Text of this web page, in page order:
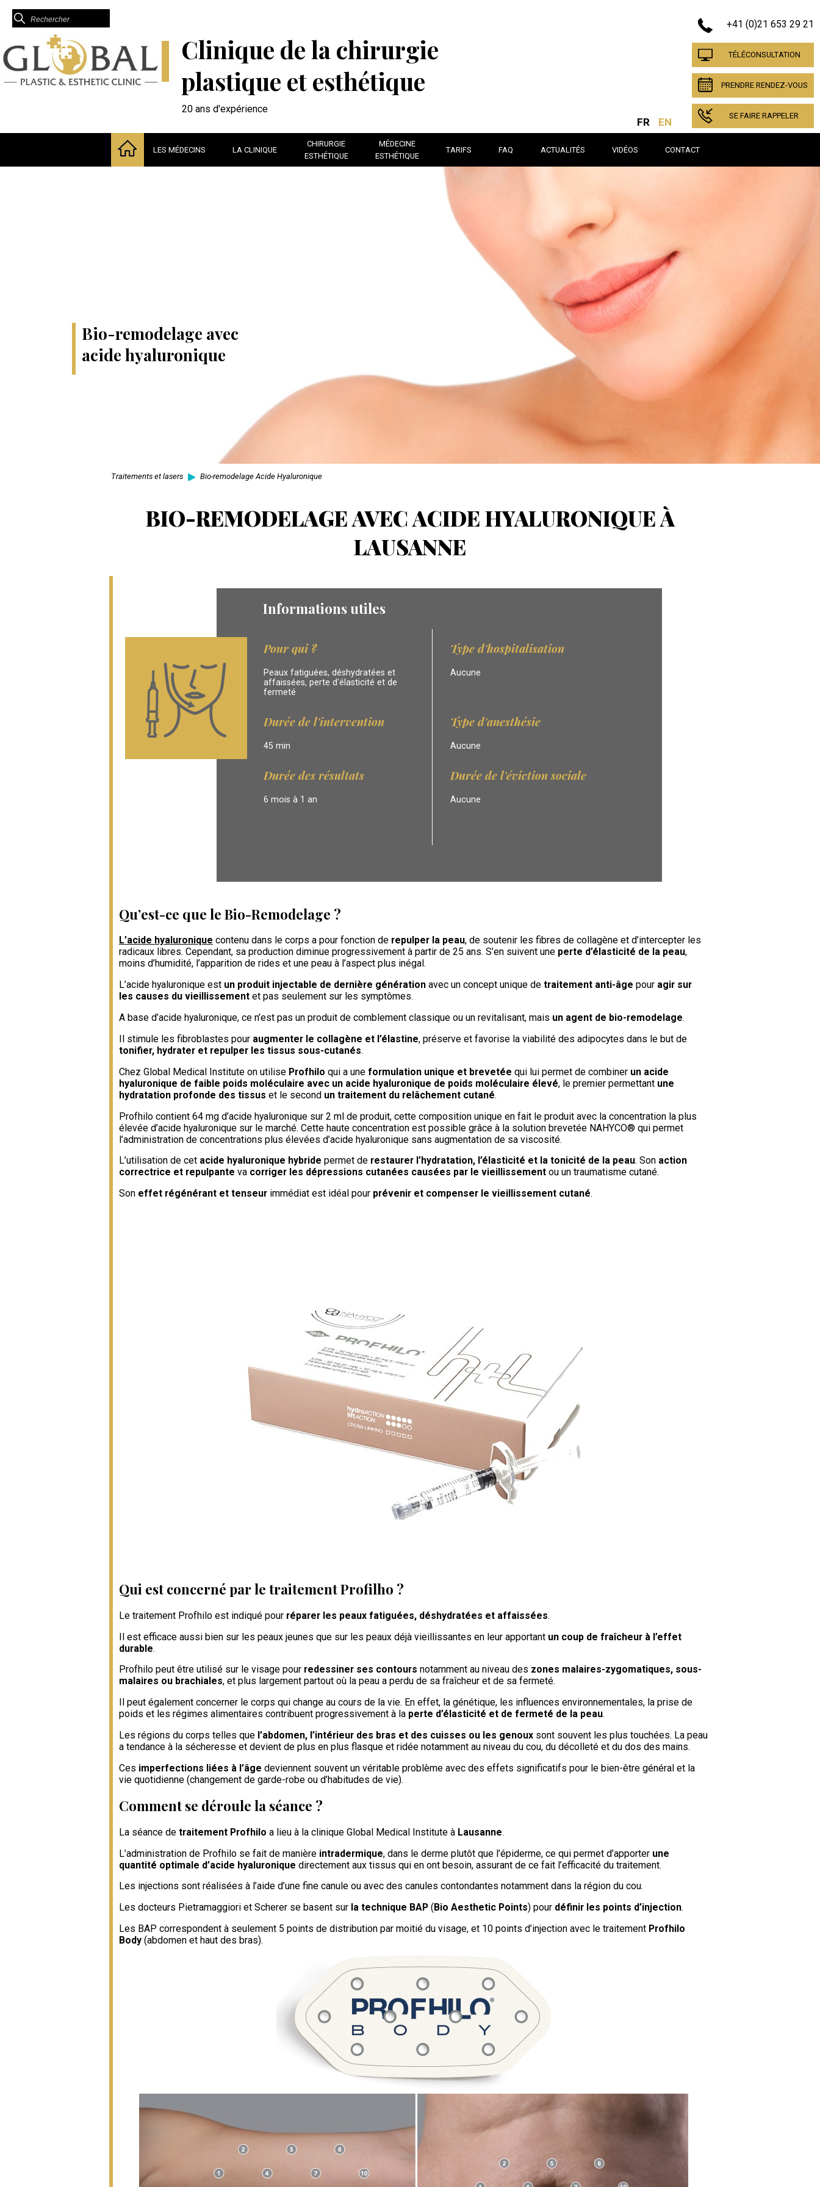
Clinique de la chirurgie
plastique et esthétique
20 ans d'expérience
FR EN
+41 (0)21 653 29 21
TÉLÉCONSULTATION
PRENDRE RENDEZ-VOUS
SE FAIRE RAPPELER
LES MÉDECINS LA CLINIQUE
CHIRURGIE
ESTHÉTIQUE
MÉDECINE
ESTHÉTIQUE
TARIFS FAQ ACTUALITÉS VIDÉOS CONTACT
Bio-remodelage avec
acide hyaluronique
Traitements et lasers Bio-remodelage Acide Hyaluronique
BIO-REMODELAGE AVEC ACIDE HYALURONIQUE À
LAUSANNE
Informations utiles
Pour qui ?
Peaux fatiguées, déshydratées et
affaissées, perte d'élasticité et de
fermeté
Type d'hospitalisation
Aucune
Durée de l'intervention
45 min
Type d'anesthésie
Aucune
Durée des résultats
6 mois à 1 an
Durée de l'éviction sociale
Aucune
Qu’est-ce que le Bio-Remodelage ?
L’acide hyaluronique contenu dans le corps a pour fonction de repulper la peau, de soutenir les fibres de collagène et d’intercepter les
radicaux libres. Cependant, sa production diminue progressivement à partir de 25 ans. S’en suivent une perte d’élasticité de la peau,
moins d’humidité, l’apparition de rides et une peau à l’aspect plus inégal.
L’acide hyaluronique est un produit injectable de dernière génération avec un concept unique de traitement anti-âge pour agir sur
les causes du vieillissement et pas seulement sur les symptômes.
A base d’acide hyaluronique, ce n’est pas un produit de comblement classique ou un revitalisant, mais un agent de bio-remodelage.
Il stimule les fibroblastes pour augmenter le collagène et l’élastine, préserve et favorise la viabilité des adipocytes dans le but de
tonifier, hydrater et repulper les tissus sous-cutanés.
Chez Global Medical Institute on utilise Profhilo qui a une formulation unique et brevetée qui lui permet de combiner un acide
hyaluronique de faible poids moléculaire avec un acide hyaluronique de poids moléculaire élevé, le premier permettant une
hydratation profonde des tissus et le second un traitement du relâchement cutané.
Profhilo contient 64 mg d’acide hyaluronique sur 2 ml de produit, cette composition unique en fait le produit avec la concentration la plus
élevée d’acide hyaluronique sur le marché. Cette haute concentration est possible grâce à la solution brevetée NAHYCO® qui permet
l’administration de concentrations plus élevées d’acide hyaluronique sans augmentation de sa viscosité.
L’utilisation de cet acide hyaluronique hybride permet de restaurer l’hydratation, l’élasticité et la tonicité de la peau. Son action
correctrice et repulpante va corriger les dépressions cutanées causées par le vieillissement ou un traumatisme cutané.
Son effet régénérant et tenseur immédiat est idéal pour prévenir et compenser le vieillissement cutané.
Qui est concerné par le traitement Profilho ?
Le traitement Profhilo est indiqué pour réparer les peaux fatiguées, déshydratées et affaissées.
Il est efficace aussi bien sur les peaux jeunes que sur les peaux déjà vieillissantes en leur apportant un coup de fraîcheur à l’effet
durable.
Profhilo peut être utilisé sur le visage pour redessiner ses contours notamment au niveau des zones malaires-zygomatiques, sous-
malaires ou brachiales, et plus largement partout où la peau a perdu de sa fraîcheur et de sa fermeté.
Il peut également concerner le corps qui change au cours de la vie. En effet, la génétique, les influences environnementales, la prise de
poids et les régimes alimentaires contribuent progressivement à la perte d’élasticité et de fermeté de la peau.
Les régions du corps telles que l’abdomen, l’intérieur des bras et des cuisses ou les genoux sont souvent les plus touchées. La peau
a tendance à la sécheresse et devient de plus en plus flasque et ridée notamment au niveau du cou, du décolleté et du dos des mains.
Ces imperfections liées à l’âge deviennent souvent un véritable problème avec des effets significatifs pour le bien-être général et la
vie quotidienne (changement de garde-robe ou d’habitudes de vie).
Comment se déroule la séance ?
La séance de traitement Profhilo a lieu à la clinique Global Medical Institute à Lausanne.
L’administration de Profhilo se fait de manière intradermique, dans le derme plutôt que l’épiderme, ce qui permet d’apporter une
quantité optimale d’acide hyaluronique directement aux tissus qui en ont besoin, assurant de ce fait l’efficacité du traitement.
Les injections sont réalisées à l’aide d’une fine canule ou avec des canules contondantes notamment dans la région du cou.
Les docteurs Pietramaggiori et Scherer se basent sur la technique BAP ( Bio Aesthetic Points) pour définir les points d’injection.
Les BAP correspondent à seulement 5 points de distribution par moitié du visage, et 10 points d’injection avec le traitement Profhilo
Body (abdomen et haut des bras).